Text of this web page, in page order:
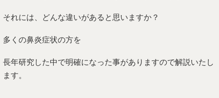
それには、どんな違いがあると思いますか？
多くの鼻炎症状の方を
長年研究した中で明確になった事がありますので解説いたし
ます。